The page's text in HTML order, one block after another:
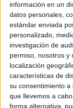
información en un
datos personales,
estándar enviada
personalizado,
investigación de
permiso, nosotros y
localización
características de
su consentimiento
que llevemos a
forma alternativa,
Sobre ti
Soy:*
Chico
Chica
¿En qué año